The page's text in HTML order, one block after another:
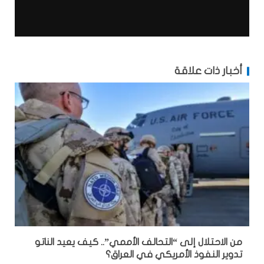
أخبار ذات علاقة
من الاحتلال إلى “التحالف الأممي”.. كيف يعيد الناتو
تدوير النفوذ الأمريكي في العراق؟